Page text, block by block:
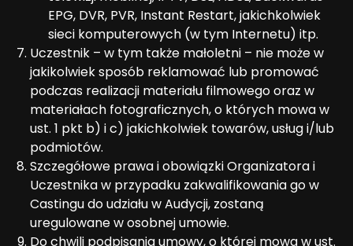
EPG, DVR, PVR, Instant Restart, jakichkolwiek
sieci komputerowych (w tym Internetu) itp.
Uczestnik – w tym także małoletni – nie może w
jakikolwiek sposób reklamować lub promować
podczas realizacji materiału filmowego oraz w
materiałach fotograficznych, o których mowa w
ust. 1 pkt b) i c) jakichkolwiek towarów, usług i/lub
podmiotów.
Szczegółowe prawa i obowiązki Organizatora i
Uczestnika w przypadku zakwalifikowania go w
Castingu do udziału w Audycji, zostaną
uregulowane w osobnej umowie.
Do chwili podpisania umowy, o której mowa w ust.